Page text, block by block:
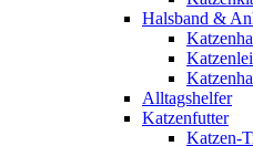
Halsband &
Alltagshelfer
Katzenfutter
Katzen-